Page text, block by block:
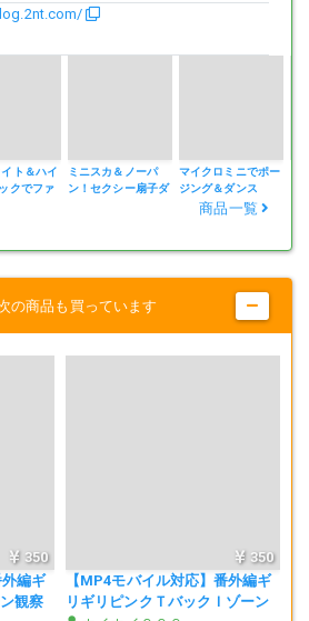
ト＆ハイ
クでファ
ミニスカ＆ノーパ
ン！セクシー扇子ダ
マイクロミニでポー
ジング＆ダンス
商品一覧
の商品も買っています
350
外編ギ
観察
350
【MP4モバイル対応】番外編ギ
リギリピンクＴバックＩゾーン